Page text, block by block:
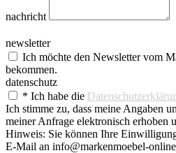
nachricht
newsletter
Ich möchte den Newsletter vom
bekommen.
datenschutz
* Ich habe die
Ich stimme zu, dass meine Angaben
meiner Anfrage elektronisch erhoben
Hinweis: Sie können Ihre
E-Mail an info@markenmoebel-